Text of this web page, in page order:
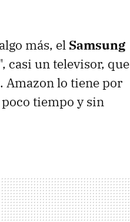
más, el Samsung
casi un televisor, que
Amazon lo tiene por
poco tiempo y sin